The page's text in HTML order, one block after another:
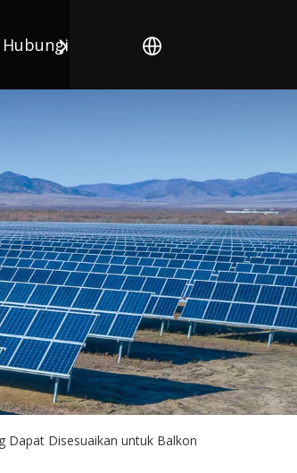
Hubungi kami
Dapat Disesuaikan untuk Balkon